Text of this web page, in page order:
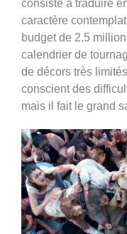
consiste à traduire
caractère
budget de 2,5
calendrier de
de décors très
conscient des
mais il fait le grand